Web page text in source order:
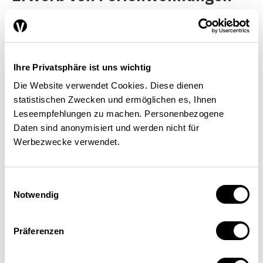
Ihre Privatsphäre ist uns wichtig
Die Website verwendet Cookies. Diese dienen
statistischen Zwecken und ermöglichen es, Ihnen
Leseempfehlungen zu machen. Personenbezogene
Daten sind anonymisiert und werden nicht für
Werbezwecke verwendet.
Notwendig
Präferenzen
durch Personen im Ausland
erteilt (im Vorjahr 1854). Der
Grossteil der Bewilligungen
wurde in den Kantonen Wallis
(700), Tessin (183), Waadt
(165), Graubünden (135) und
Bern (85) erteilt.Die
Handänderungsstatistik gibt im
Bewilligungsstatistik
Aufschluss über die tatsächlich
ausgeübten Erwerbsgeschäfte.